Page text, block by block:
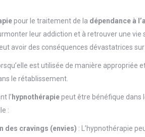
pour le traitement de la dépendance à
leur addiction et à retrouver une vie
avoir des conséquences dévastatrices
est utilisée de manière appropriée
le rétablissement.
l’ hypnothérapiepeut être bénéfique dans
:
des cravings (envies) : L’hypnothérapie